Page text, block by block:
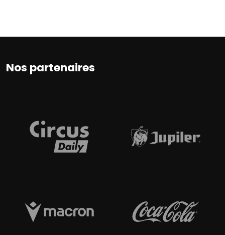
Nos partenaires